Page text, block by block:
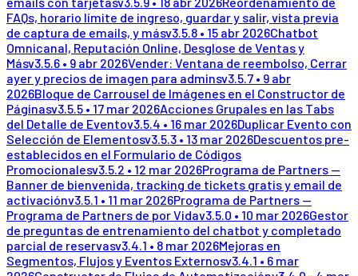
FAQs, horario límite de ingreso, guardar y salir, vista previa
de captura de emails, y másv3.5.8 • 15 abr 2026Chatbot
Omnicanal, Reputación Online, Desglose de Ventas y
Másv3.5.6 • 9 abr 2026Vender: Ventana de reembolso, Cerrar
ayer y precios de imagen para adminsv3.5.7 • 9 abr
2026Bloque de Carrousel de Imágenes en el Constructor de
Páginasv3.5.5 • 17 mar 2026Acciones Grupales en las Tabs
del Detalle de Eventov3.5.4 • 16 mar 2026Duplicar Evento con
Selección de Elementosv3.5.3 • 13 mar 2026Descuentos pre-
establecidos en el Formulario de Códigos
Promocionalesv3.5.2 • 12 mar 2026Programa de Partners —
Banner de bienvenida, tracking de tickets gratis y email de
activaciónv3.5.1 • 11 mar 2026Programa de Partners —
Programa de Partners de por Vidav3.5.0 • 10 mar 2026Gestor
de preguntas de entrenamiento del chatbot y completado
parcial de reservasv3.4.1 • 8 mar 2026Mejoras en
Segmentos, Flujos y Eventos Externosv3.4.1 • 6 mar